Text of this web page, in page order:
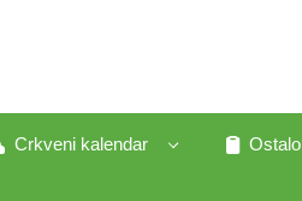
Crkveni kalendar
Ostalo